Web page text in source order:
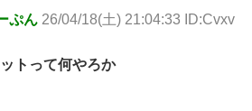
ぷん 26/04/18(土) 21:04:33 ID:Cvxv
トって何やろか